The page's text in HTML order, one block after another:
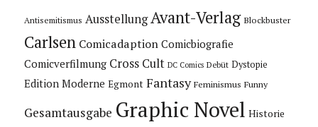
Antisemitismus Ausstellung Avant-Verlag Blockbuster
Carlsen Comicadaption Comicbiografie
Comicverfilmung Cross Cult DC Comics Debüt Dystopie
Edition Moderne Egmont Fantasy Feminismus Funny
Gesamtausgabe Graphic Novel Historie